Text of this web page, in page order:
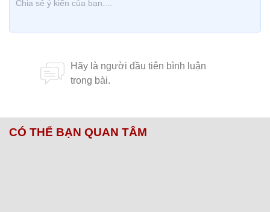
CÓ THỂ BẠN QUAN TÂM